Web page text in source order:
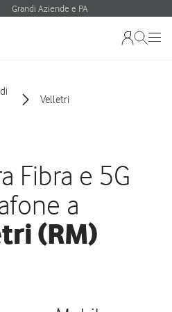
Grandi Aziende e PA
Velletri
Fibra e 5G
a
(RM)